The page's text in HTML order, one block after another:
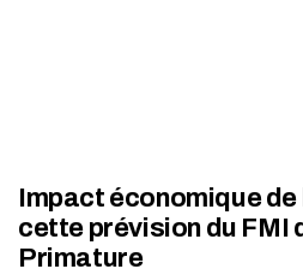
Impact économique de
cette prévision du FMI
Primature